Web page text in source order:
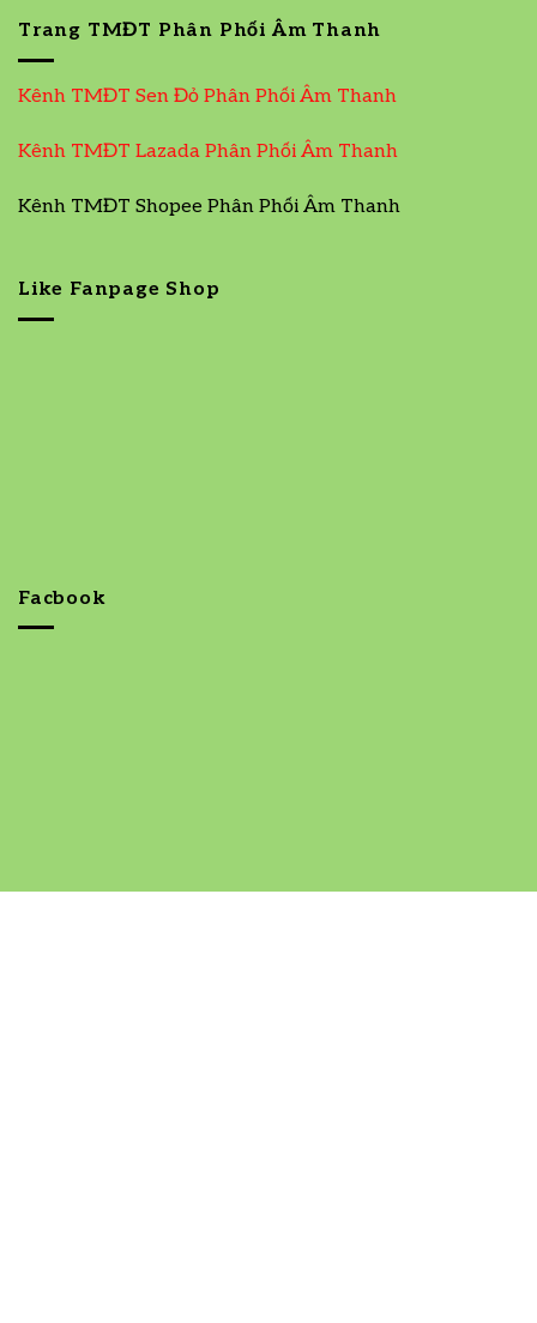
Trang TMĐT Phân Phối Âm Thanh
Kênh TMĐT Sen Đỏ Phân Phối Âm Thanh
Kênh TMĐT Lazada Phân Phối Âm Thanh
Kênh TMĐT Shopee Phân Phối Âm Thanh
Like Fanpage Shop
Facbook